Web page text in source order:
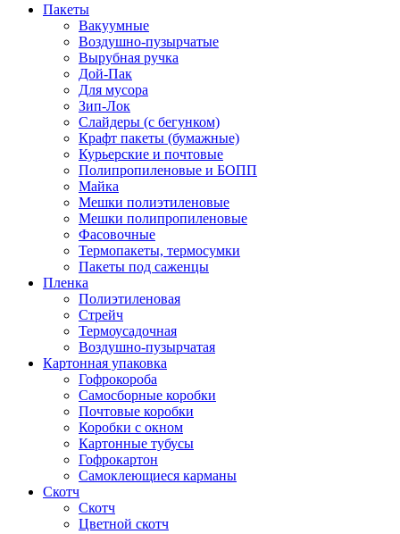
Пакеты
Вакуумные
Воздушно-пузырчатые
Вырубная ручка
Дой-Пак
Для мусора
Зип-Лок
Слайдеры (с бегунком)
Крафт пакеты (бумажные)
Курьерские и почтовые
Полипропиленовые и БОПП
Майка
Мешки полиэтиленовые
Мешки полипропиленовые
Фасовочные
Термопакеты, термосумки
Пакеты под саженцы
Пленка
Полиэтиленовая
Стрейч
Термоусадочная
Воздушно-пузырчатая
Картонная упаковка
Гофрокороба
Самосборные коробки
Почтовые коробки
Коробки с окном
Картонные тубусы
Гофрокартон
Самоклеющиеся карманы
Скотч
Скотч
Цветной скотч